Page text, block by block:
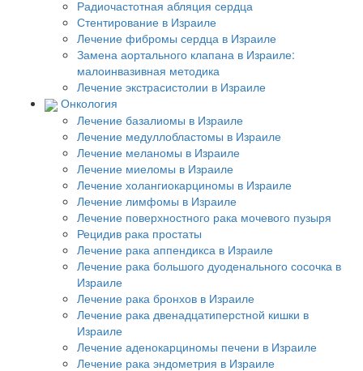
Радиочастотная абляция сердца
Стентирование в Израиле
Лечение фибромы сердца в Израиле
Замена аортального клапана в Израиле:
малоинвазивная методика
Лечение экстрасистолии в Израиле
Онкология
Лечение базалиомы в Израиле
Лечение медуллобластомы в Израиле
Лечение меланомы в Израиле
Лечение миеломы в Израиле
Лечение холангиокарциномы в Израиле
Лечение лимфомы в Израиле
Лечение поверхностного рака мочевого пузыря
Рецидив рака простаты
Лечение рака аппендикса в Израиле
Лечение рака большого дуоденального сосочка в
Израиле
Лечение рака бронхов в Израиле
Лечение рака двенадцатиперстной кишки в
Израиле
Лечение аденокарциномы печени в Израиле
Лечение рака эндометрия в Израиле